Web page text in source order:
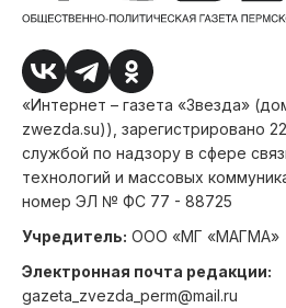
«Интернет – газета «Звезда»
zwezda.su)), зарегистрировано
службой по надзору в сфере
технологий и массовых
номер ЭЛ № ФС 77 - 88725
Учредитель: ООО «МГ «МАГМА»
Электронная почта редакции:
gazeta_zvezda_perm@mail.ru